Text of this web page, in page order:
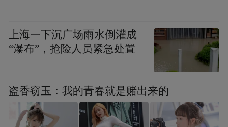
上海一下沉广场雨水倒灌成
“瀑布”，抢险人员紧急处置
盗香窃玉：我的青春就是赌出来的